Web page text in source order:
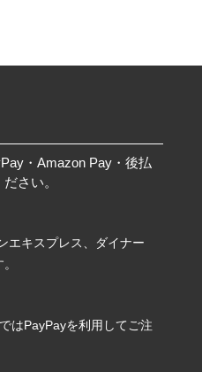
・Amazon Pay・後払
さい。
エキスプレス、ダイナー
はPayPayを利用してご注